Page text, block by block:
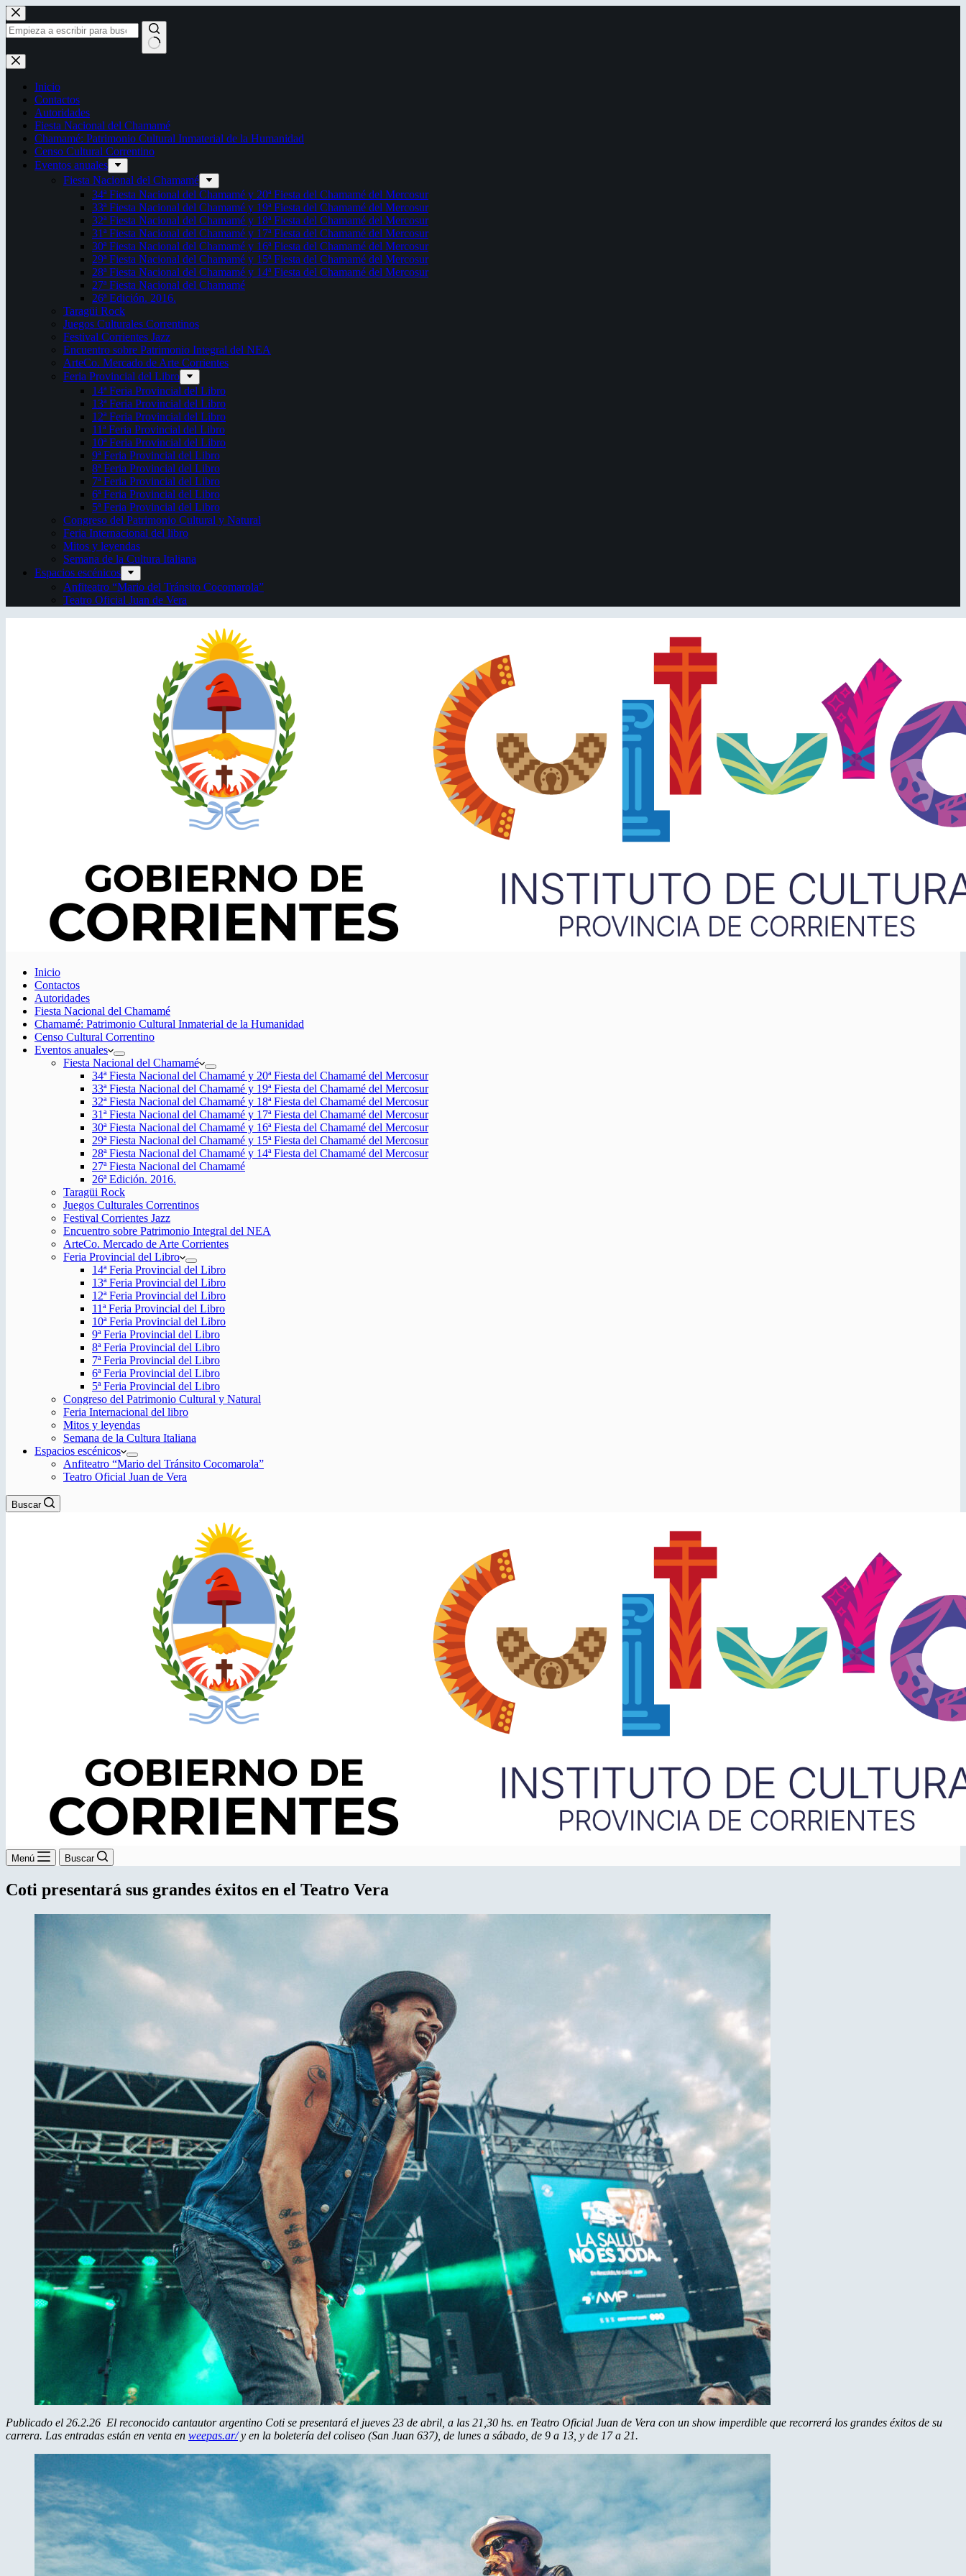
Saltar
al
contenido
Sin
resultados
Inicio
Contactos
Autoridades
Fiesta Nacional del Chamamé
Chamamé: Patrimonio Cultural Inmaterial de la Humanidad
Censo Cultural Correntino
Eventos anuales
Fiesta Nacional del Chamamé
34ª Fiesta Nacional del Chamamé y 20ª Fiesta del Chamamé del Mercosur
33ª Fiesta Nacional del Chamamé y 19ª Fiesta del Chamamé del Mercosur
32ª Fiesta Nacional del Chamamé y 18ª Fiesta del Chamamé del Mercosur
31ª Fiesta Nacional del Chamamé y 17ª Fiesta del Chamamé del Mercosur
30ª Fiesta Nacional del Chamamé y 16ª Fiesta del Chamamé del Mercosur
29ª Fiesta Nacional del Chamamé y 15ª Fiesta del Chamamé del Mercosur
28ª Fiesta Nacional del Chamamé y 14ª Fiesta del Chamamé del Mercosur
27ª Fiesta Nacional del Chamamé
26ª Edición. 2016.
Taragüi Rock
Juegos Culturales Correntinos
Festival Corrientes Jazz
Encuentro sobre Patrimonio Integral del NEA
ArteCo. Mercado de Arte Corrientes
Feria Provincial del Libro
14ª Feria Provincial del Libro
13ª Feria Provincial del Libro
12ª Feria Provincial del Libro
11ª Feria Provincial del Libro
10ª Feria Provincial del Libro
9ª Feria Provincial del Libro
8ª Feria Provincial del Libro
7ª Feria Provincial del Libro
6ª Feria Provincial del Libro
5ª Feria Provincial del Libro
Congreso del Patrimonio Cultural y Natural
Feria Internacional del libro
Mitos y leyendas
Semana de la Cultura Italiana
Espacios escénicos
Anfiteatro “Mario del Tránsito Cocomarola”
Teatro Oficial Juan de Vera
Inicio
Contactos
Autoridades
Fiesta Nacional del Chamamé
Chamamé: Patrimonio Cultural Inmaterial de la Humanidad
Censo Cultural Correntino
Eventos anuales
Fiesta Nacional del Chamamé
34ª Fiesta Nacional del Chamamé y 20ª Fiesta del Chamamé del Mercosur
33ª Fiesta Nacional del Chamamé y 19ª Fiesta del Chamamé del Mercosur
32ª Fiesta Nacional del Chamamé y 18ª Fiesta del Chamamé del Mercosur
31ª Fiesta Nacional del Chamamé y 17ª Fiesta del Chamamé del Mercosur
30ª Fiesta Nacional del Chamamé y 16ª Fiesta del Chamamé del Mercosur
29ª Fiesta Nacional del Chamamé y 15ª Fiesta del Chamamé del Mercosur
28ª Fiesta Nacional del Chamamé y 14ª Fiesta del Chamamé del Mercosur
27ª Fiesta Nacional del Chamamé
26ª Edición. 2016.
Taragüi Rock
Juegos Culturales Correntinos
Festival Corrientes Jazz
Encuentro sobre Patrimonio Integral del NEA
ArteCo. Mercado de Arte Corrientes
Feria Provincial del Libro
14ª Feria Provincial del Libro
13ª Feria Provincial del Libro
12ª Feria Provincial del Libro
11ª Feria Provincial del Libro
10ª Feria Provincial del Libro
9ª Feria Provincial del Libro
8ª Feria Provincial del Libro
7ª Feria Provincial del Libro
6ª Feria Provincial del Libro
5ª Feria Provincial del Libro
Congreso del Patrimonio Cultural y Natural
Feria Internacional del libro
Mitos y leyendas
Semana de la Cultura Italiana
Espacios escénicos
Anfiteatro “Mario del Tránsito Cocomarola”
Teatro Oficial Juan de Vera
Buscar
Menú Buscar
Coti presentará sus grandes éxitos en el Teatro Vera
Publicado el 26.2.26 El reconocido cantautor argentino Coti se presentará el jueves 23 de abril, a las 21,30 hs. en Teatro Oficial Juan de Vera con un show imperdible que recorrerá los grandes éxitos de su
carrera. Las entradas están en venta en weepas.ar/y en la boletería del coliseo (San Juan 637), de lunes a sábado, de 9 a 13, y de 17 a 21.